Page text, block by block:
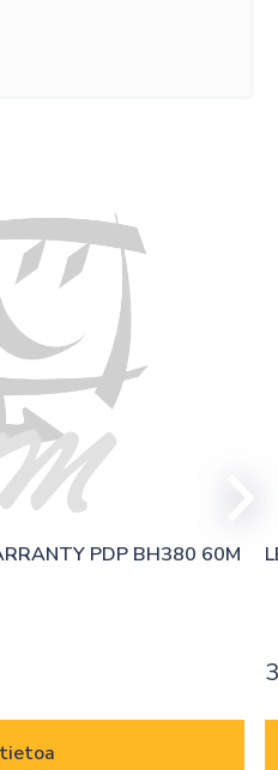
PDP BH380 60M